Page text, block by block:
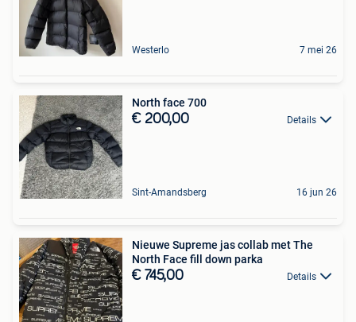
Westerlo 7 mei 26
North face 700
€ 200,00 Details
Sint-Amandsberg 16 jun 26
Nieuwe Supreme jas collab met The
North Face fill down parka
€ 745,00 Details